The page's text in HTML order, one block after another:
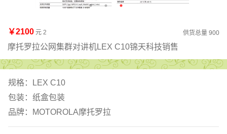
￥2100 元 2 供货总量 900
摩托罗拉公网集群对讲机LEX C10锦天科技销售
规格：LEX C10
包装：纸盒包装
品牌：MOTOROLA摩托罗拉